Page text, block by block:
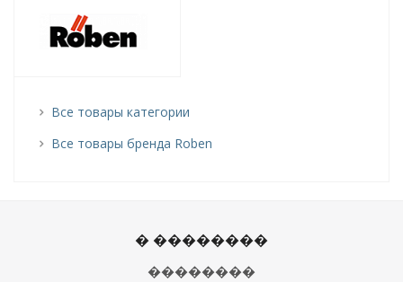
Все товары категории
Все товары бренда Roben
� ��������
��������